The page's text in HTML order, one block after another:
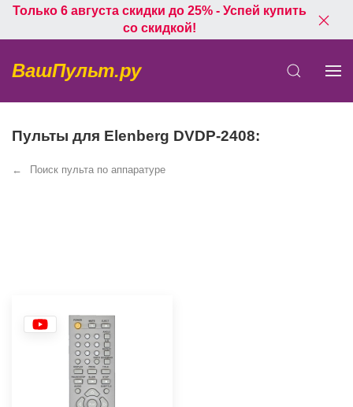
Только 6 августа скидки до 25% - Успей купить
со скидкой!
ВашПульт.ру
Пульты для Elenberg DVDP-2408:
Поиск пульта по аппаратуре